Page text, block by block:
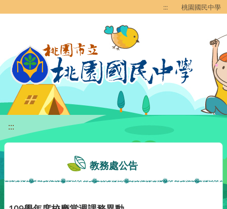
::: 桃園國民中學
:::
教務處公告